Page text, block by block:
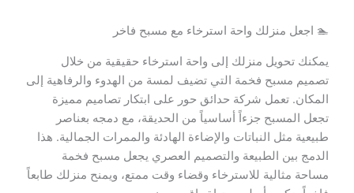
🏊 اجعل منزلك واحة استرخاء مع مسبح فاخر
يمكنك تحويل منزلك إلى واحة استرخاء حقيقية من خلال
تصميم مسبح فخمة التي تضيف لمسة من الهدوء والرفاهية إلى
المكان. تعمل شركة حدائق حور على ابتكار تصاميم مميزة
تجعل المسبح جزءاً أساسياً من الحديقة، مع دمجه بعناصر
طبيعية مثل النباتات والإضاءة الهادئة والممرات الجمالية. هذا
الدمج بين الطبيعة والتصميم العصري يجعل مسبح فخمة
مساحة مثالية للاسترخاء وقضاء وقت ممتع، ويمنح منزلك طابعاً